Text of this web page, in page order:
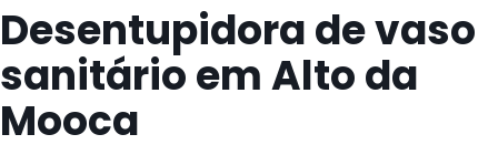
Desentupidora de vaso
sanitário em Alto da
Mooca